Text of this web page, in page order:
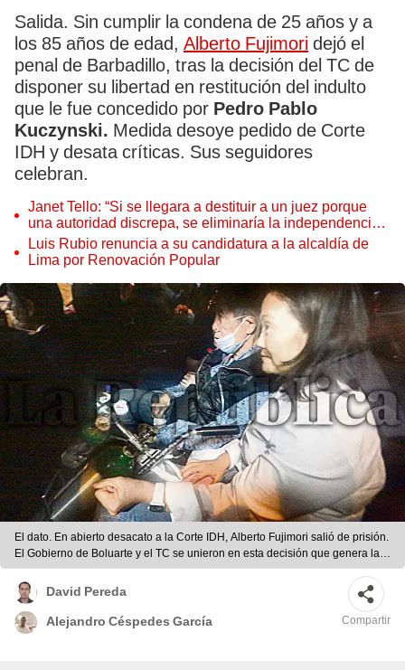
Salida. Sin cumplir la condena de 25 años y a
los 85 años de edad, Alberto Fujimori dejó el
penal de Barbadillo, tras la decisión del TC de
disponer su libertad en restitución del indulto
que le fue concedido por Pedro Pablo
Kuczynski. Medida desoye pedido de Corte
IDH y desata críticas. Sus seguidores
celebran.
Janet Tello: “Si se llegara a destituir a un juez porque
una autoridad discrepa, se eliminaría la independencia
judicial”
Luis Rubio renuncia a su candidatura a la alcaldía de
Lima por Renovación Popular
El dato. En abierto desacato a la Corte IDH, Alberto Fujimori salió de prisión.
El Gobierno de Boluarte y el TC se unieron en esta decisión que genera la
indignación de familiares de víctimas de Barrios Altos y La Cantuta. Foto:
Félix Contreras
David Pereda
Alejandro Céspedes García Compartir